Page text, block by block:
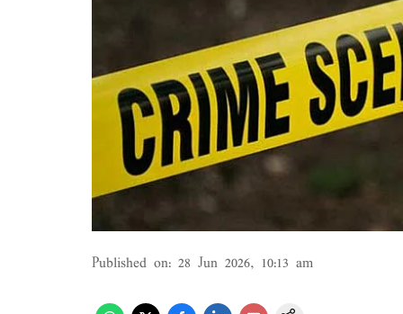
Published on: 28 Jun 2026, 10:13 am